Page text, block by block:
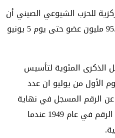
للحزب الشيوعي الصيني أن
عدد أعضاء الحزب وصل إلى 95.148 مليون عضو حتى يوم 5 يونيو
الذكرى المئوية لتأسيس
الأول من يوليو ان عدد
بنسبة 3.5 بالمائة عن الرقم المسجل في نهاية
عام 2019 ومثل تقريبا 20 ضعف الرقم في عام 1949 عندما